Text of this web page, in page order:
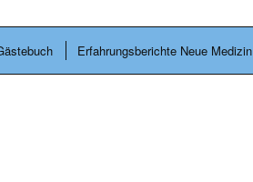
Erfahrungsberichte Neue Medizin